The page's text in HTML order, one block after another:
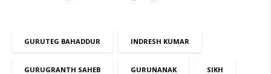
GURUTEG BAHADDUR INDRESH KUMAR
GURUGRANTH SAHEB GURUNANAK SIKH